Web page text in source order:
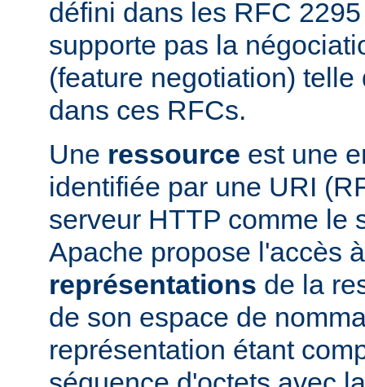
défini dans les RFC
supporte pas la
(feature negotiation)
dans ces RFCs.
Une ressource est une
identifiée par une URI
serveur HTTP comme le
Apache propose l'accès
représentations de la
de son espace de
représentation étant